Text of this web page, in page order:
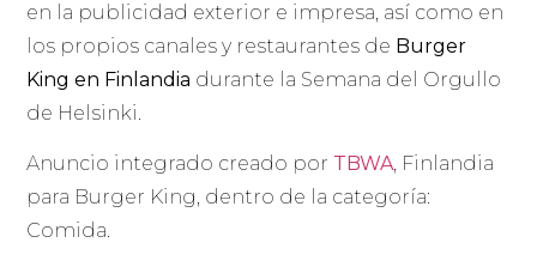
en la publicidad exterior e impresa, así como en
los propios canales y restaurantes de Burger
King en Finlandia durante la Semana del Orgullo
de Helsinki.
Anuncio integrado creado por TBWA, Finlandia
para Burger King, dentro de la categoría:
Comida.